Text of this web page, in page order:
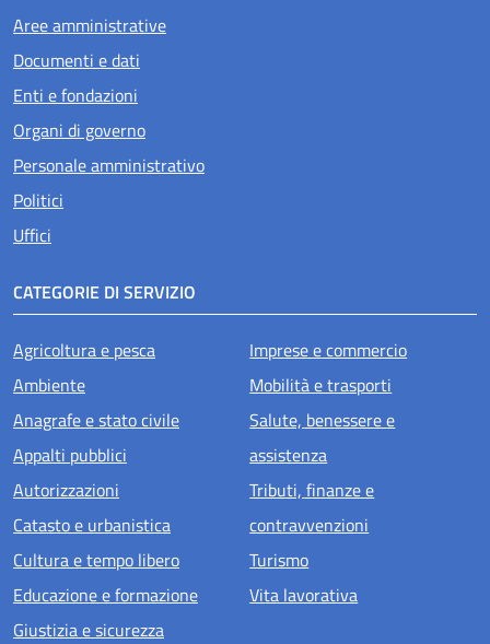
Aree amministrative
Documenti e dati
Enti e fondazioni
Organi di governo
Personale amministrativo
Politici
Uffici
CATEGORIE DI SERVIZIO
Agricoltura e pesca
Ambiente
Anagrafe e stato civile
Appalti pubblici
Autorizzazioni
Catasto e urbanistica
Cultura e tempo libero
Educazione e formazione
Giustizia e sicurezza
Imprese e commercio
Mobilità e trasporti
Salute, benessere e
assistenza
Tributi, finanze e
contravvenzioni
Turismo
Vita lavorativa